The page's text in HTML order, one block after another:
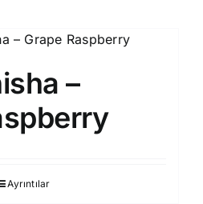
–
Ayrıntılar